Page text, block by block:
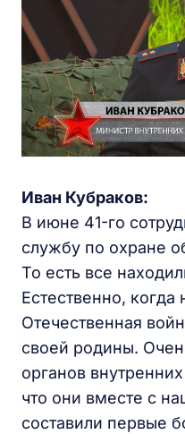
Иван Кубраков:
В июне 41-го
службу по охране
То есть все
Естественно, когда
Отечественная
своей родины.
органов
что они вместе с
составили первые